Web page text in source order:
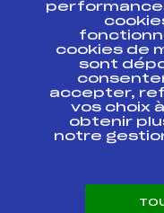
Pass’Neige
Projet sportif
Projet de
Antidopage
Pôle
Scientifique
Listes
Pôle vie de
Enseignement
cookies de
sont
accepter,
vos choix
obtenir
notre